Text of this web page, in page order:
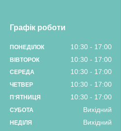
Графік роботи
ПОНЕДІЛОК 10:30 17:00
ВІВТОРОК 10:30 17:00
СЕРЕДА 10:30 17:00
ЧЕТВЕР 10:30 17:00
ПʼЯТНИЦЯ 10:30 17:00
СУБОТА Вихідний
НЕДІЛЯ Вихідний